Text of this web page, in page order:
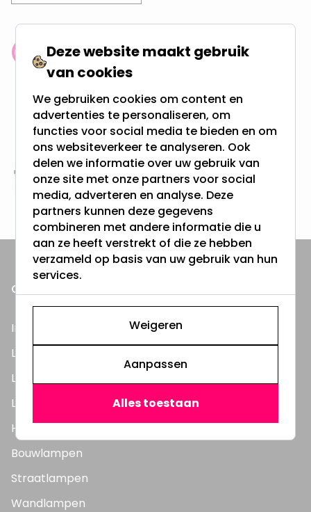
Klantenbeoordeling: 9.4/10
meer dan 100.000 klanten gingen u voor
Gratis verzending + snel geleverd
Vanaf EUR100,- naar NL & BE
& 100 dagen recht op retour
Altijd uit eigen voorraad
3000m2 - 60.000+ Producten
ONZE PRODUCTEN
Inbouwspots
LED Lampen
LED TL Buizen
LED Panelen
Highbay's / Ufo's
Bouwlampen
Straatlampen
Wandlampen
Deze website maakt gebruik
van cookies
We gebruiken cookies om content en
advertenties te personaliseren, om
functies voor social media te bieden en om
ons websiteverkeer te analyseren. Ook
delen we informatie over uw gebruik van
onze site met onze partners voor social
media, adverteren en analyse. Deze
partners kunnen deze gegevens
combineren met andere informatie die u
aan ze heeft verstrekt of die ze hebben
verzameld op basis van uw gebruik van hun
services.
Weigeren
Aanpassen
Alles toestaan